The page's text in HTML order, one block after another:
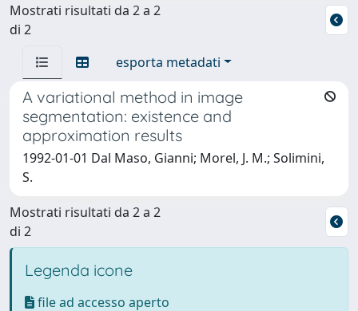
Mostrati risultati da 2 a 2
di 2
esporta metadati
A variational method in image
segmentation: existence and
approximation results
1992-01-01 Dal Maso, Gianni; Morel, J. M.; Solimini,
S.
Mostrati risultati da 2 a 2
di 2
Legenda icone
file ad accesso aperto